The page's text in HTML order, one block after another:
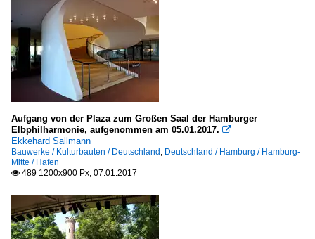
Aufgang von der Plaza zum Großen Saal der Hamburger
Elbphilharmonie, aufgenommen am 05.01.2017. 
Ekkehard Sallmann
Bauwerke / Kulturbauten / Deutschland , Deutschland / Hamburg / Hamburg-
Mitte / Hafen
 489 1200x900 Px, 07.01.2017